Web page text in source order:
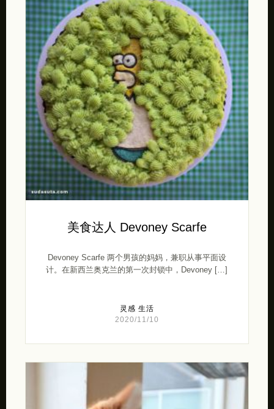
美食达人 Devoney Scarfe
Devoney Scarfe 两个男孩的妈妈，兼职从事平面设
计。在新西兰奥克兰的第一次封锁中，Devoney […]
灵感 生活
2020/11/10